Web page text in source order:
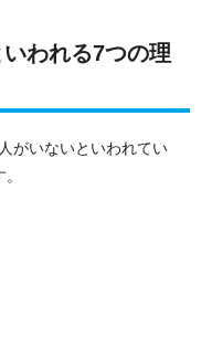
われる7つの理
がいないといわれてい